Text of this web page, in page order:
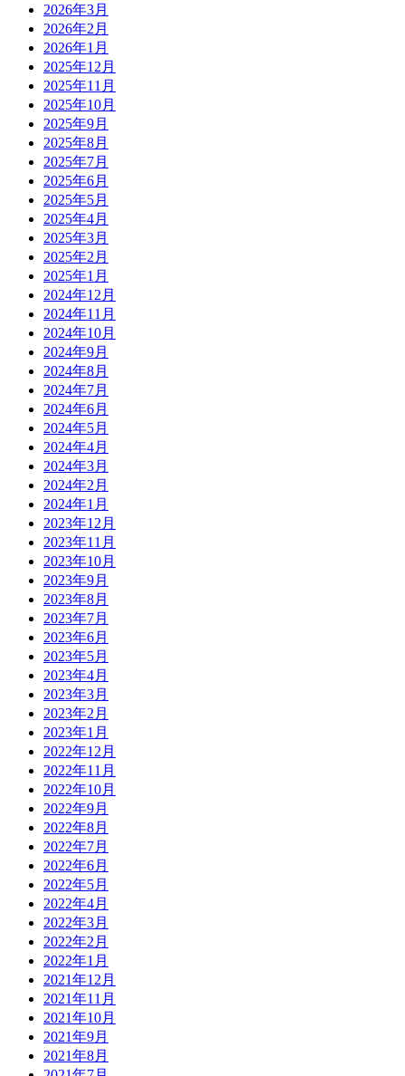
2026年3月
2026年2月
2026年1月
2025年12月
2025年11月
2025年10月
2025年9月
2025年8月
2025年7月
2025年6月
2025年5月
2025年4月
2025年3月
2025年2月
2025年1月
2024年12月
2024年11月
2024年10月
2024年9月
2024年8月
2024年7月
2024年6月
2024年5月
2024年4月
2024年3月
2024年2月
2024年1月
2023年12月
2023年11月
2023年10月
2023年9月
2023年8月
2023年7月
2023年6月
2023年5月
2023年4月
2023年3月
2023年2月
2023年1月
2022年12月
2022年11月
2022年10月
2022年9月
2022年8月
2022年7月
2022年6月
2022年5月
2022年4月
2022年3月
2022年2月
2022年1月
2021年12月
2021年11月
2021年10月
2021年9月
2021年8月